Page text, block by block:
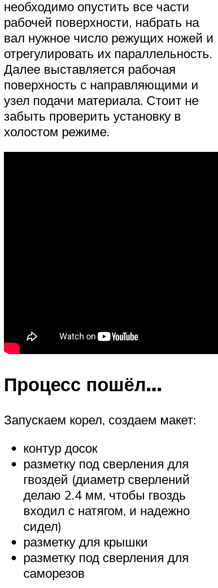
необходимо опустить все части
рабочей поверхности, набрать на
вал нужное число режущих ножей и
отрегулировать их параллельность.
Далее выставляется рабочая
поверхность с направляющими и
узел подачи материала. Стоит не
забыть проверить установку в
холостом режиме.
Процесс пошёл…
Запускаем корел, создаем макет:
контур досок
разметку под сверления для
гвоздей (диаметр сверлений
делаю 2.4 мм, чтобы гвоздь
входил с натягом, и надежно
сидел)
разметку для крышки
разметку под сверления для
саморезов